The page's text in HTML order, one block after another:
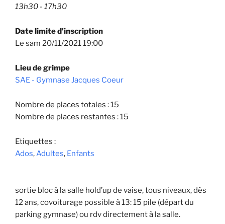
13h30 - 17h30
Date limite d'inscription
Le sam 20/11/2021 19:00
Lieu de grimpe
SAE - Gymnase Jacques Coeur
Nombre de places totales : 15
Nombre de places restantes : 15
Etiquettes :
Ados,Adultes, Enfants
sortie bloc à la salle hold’up de vaise, tous niveaux, dès
12 ans, covoiturage possible à 13: 15 pile (départ du
parking gymnase) ou rdv directement à la salle.